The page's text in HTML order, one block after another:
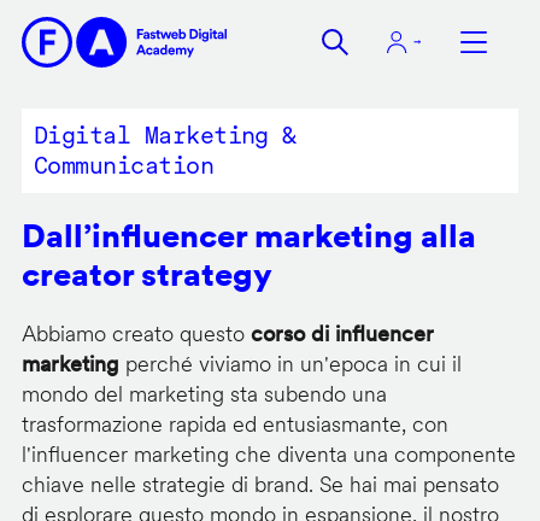
contenuto
Digital Marketing &
Communication
Dall’influencer marketing alla
creator strategy
Abbiamo creato questo corso di influencer
marketing perché viviamo in un'epoca in cui il
mondo del marketing sta subendo una
trasformazione rapida ed entusiasmante, con
l'influencer marketing che diventa una componente
chiave nelle strategie di brand. Se hai mai pensato
di esplorare questo mondo in espansione, il nostro